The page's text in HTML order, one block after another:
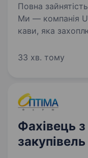
Повна
Ми — компанія
кави, яка
(кава, супутні
33 хв. тому
Фахівець
закупівель